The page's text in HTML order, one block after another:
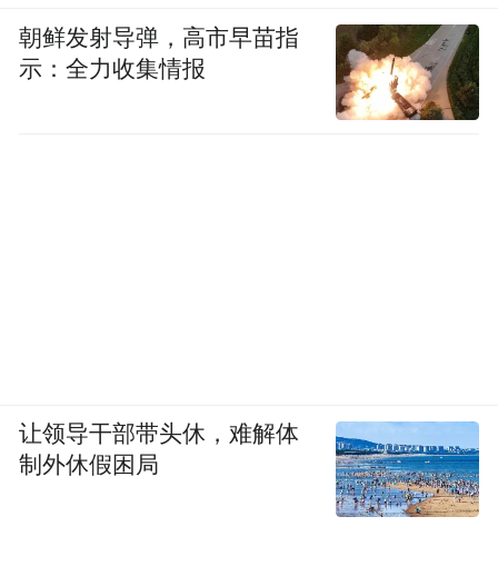
朝鲜发射导弹，高市早苗指
示：全力收集情报
让领导干部带头休，难解体
制外休假困局